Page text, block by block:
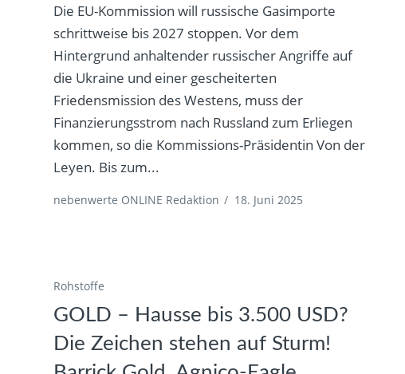
Die EU-Kommission will russische Gasimporte
schrittweise bis 2027 stoppen. Vor dem
Hintergrund anhaltender russischer Angriffe auf
die Ukraine und einer gescheiterten
Friedensmission des Westens, muss der
Finanzierungsstrom nach Russland zum Erliegen
kommen, so die Kommissions-Präsidentin Von der
Leyen. Bis zum...
nebenwerte ONLINE Redaktion / 18. Juni 2025
Rohstoffe
GOLD – Hausse bis 3.500 USD?
Die Zeichen stehen auf Sturm!